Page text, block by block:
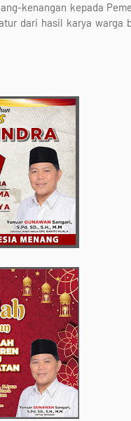
kenangan kepada
dari hasil karya warga